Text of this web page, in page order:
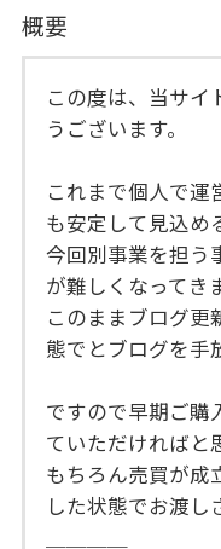
概要
この度は、当サイ
うございます。
これまで個人で運
も安定して見込め
今回別事業を担う
が難しくなってき
このままブログ更
態でとブログを手
ですので早期ご購
ていただければと
もちろん売買が成
した状態でお渡し